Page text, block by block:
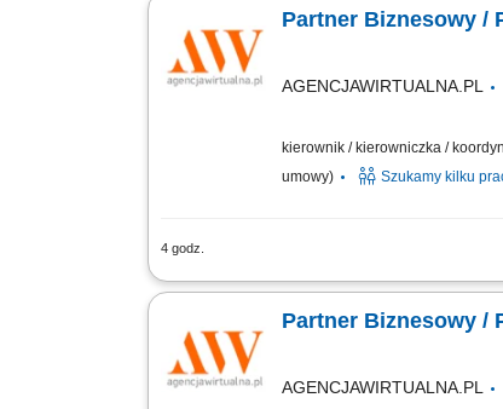
Partner Biznesowy /
AGENCJAWIRTUALNA.PL
kierownik / kierowniczka /
umowy)
Szukamy kilku
4 godz.
Zakres działania: rozwijanie
Partner Biznesowy /
AGENCJAWIRTUALNA.PL